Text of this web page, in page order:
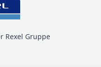
Rexel Gruppe